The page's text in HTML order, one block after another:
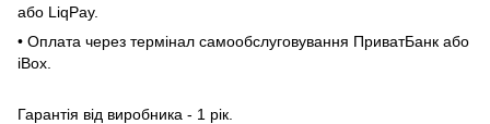
або LiqPay.
• Оплата через термінал самообслуговування ПриватБанк або
iBox.
Гарантія від виробника - 1 рік.